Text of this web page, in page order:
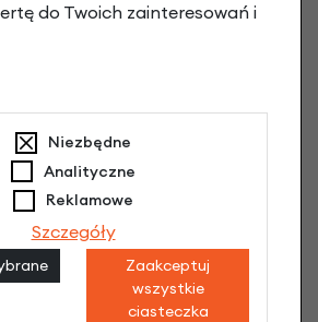
Ursus King Evo XL
89,90 zł
do Twoich zainteresowań i
Niezbędne
Analityczne
Reklamowe
Szczegóły
Zaakceptuj
wszystkie
ciasteczka